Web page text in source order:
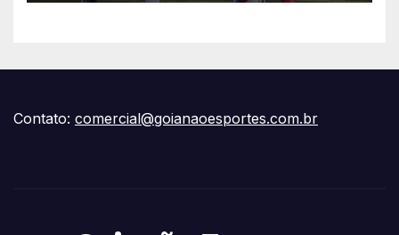
Contato: comercial@goianaoesportes.com.br